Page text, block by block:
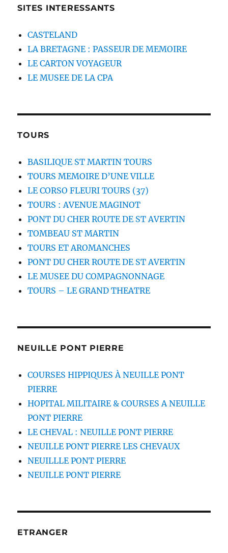
SITES INTERESSANTS
CASTELAND
LA BRETAGNE : PASSEUR DE MEMOIRE
LE CARTON VOYAGEUR
LE MUSEE DE LA CPA
TOURS
BASILIQUE ST MARTIN TOURS
TOURS MEMOIRE D’UNE VILLE
LE CORSO FLEURI TOURS (37)
TOURS : AVENUE MAGINOT
PONT DU CHER ROUTE DE ST AVERTIN
TOMBEAU ST MARTIN
TOURS ET AROMANCHES
PONT DU CHER ROUTE DE ST AVERTIN
LE MUSEE DU COMPAGNONNAGE
TOURS – LE GRAND THEATRE
NEUILLE PONT PIERRE
COURSES HIPPIQUES À NEUILLE PONT
PIERRE
HOPITAL MILITAIRE & COURSES A NEUILLE
PONT PIERRE
LE CHEVAL : NEUILLE PONT PIERRE
NEUILLE PONT PIERRE LES CHEVAUX
NEUILLLE PONT PIERRE
NEUILLE PONT PIERRE
ETRANGER